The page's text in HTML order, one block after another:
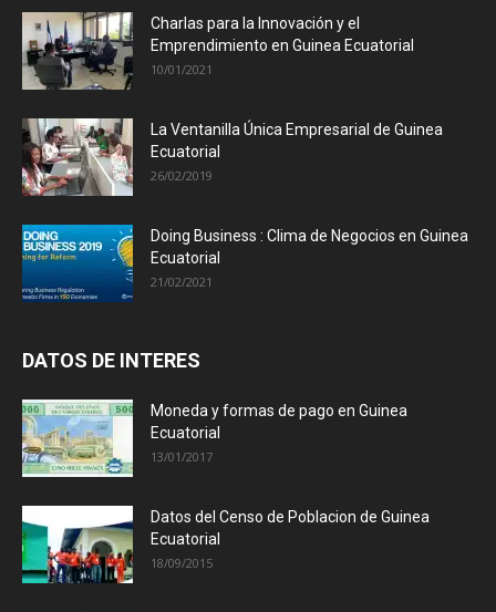
Charlas para la Innovación y el
Emprendimiento en Guinea Ecuatorial
10/01/2021
La Ventanilla Única Empresarial de Guinea
Ecuatorial
26/02/2019
Doing Business : Clima de Negocios en Guinea
Ecuatorial
21/02/2021
DATOS DE INTERES
Moneda y formas de pago en Guinea
Ecuatorial
13/01/2017
Datos del Censo de Poblacion de Guinea
Ecuatorial
18/09/2015